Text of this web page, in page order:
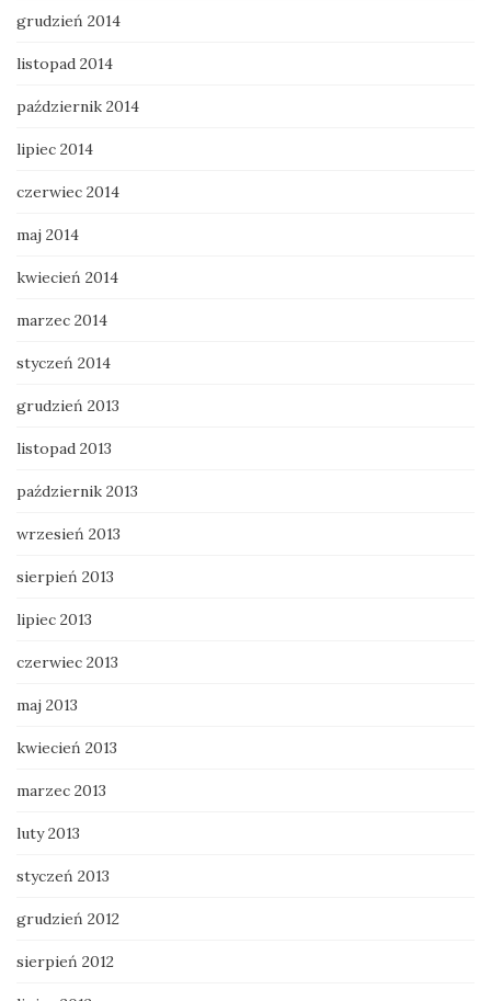
grudzień 2014
listopad 2014
październik 2014
lipiec 2014
czerwiec 2014
maj 2014
kwiecień 2014
marzec 2014
styczeń 2014
grudzień 2013
listopad 2013
październik 2013
wrzesień 2013
sierpień 2013
lipiec 2013
czerwiec 2013
maj 2013
kwiecień 2013
marzec 2013
luty 2013
styczeń 2013
grudzień 2012
sierpień 2012